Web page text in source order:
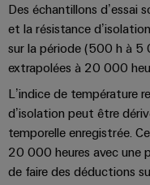
Boîtiers
modifiés
et
équipés
Assemblage
de
câbles
spécifiques
Des échantillons d’essai
et la résistance
sur la période (500 h à
extrapolées à 20 000
L’indice de température
d’isolation peut être
temporelle enregistrée.
20 000 heures avec
de faire des déductions